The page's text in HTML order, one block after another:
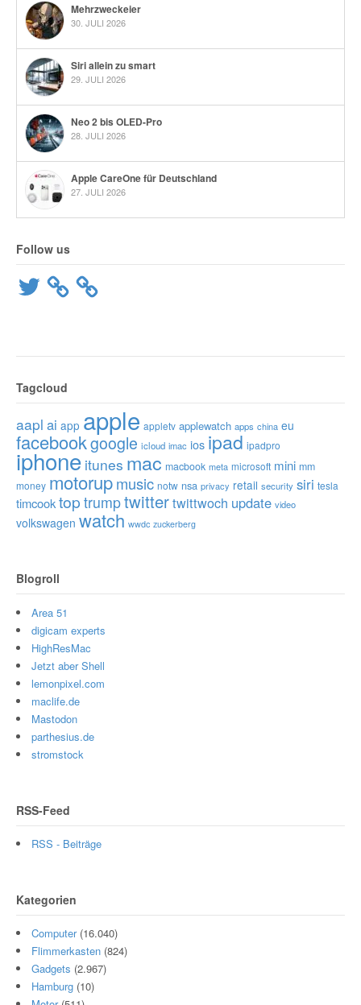
Mehrzweckeier
30. JULI 2026
Siri allein zu smart
29. JULI 2026
Neo 2 bis OLED-Pro
28. JULI 2026
Apple CareOne für Deutschland
27. JULI 2026
Follow us
Twitter
Tagcloud
aapl ai app apple appletv applewatch apps china eu
facebookgoogle icloud imac ios ipad ipadpro
iphone itunes mac macbook meta microsoft mini mm
money motorupmusic notw nsa privacy retail security siri tesla
timcooktop trumptwittertwittwoch update video
volkswagen watch wwdc zuckerberg
Blogroll
Area 51
digicam experts
HighResMac
Jetzt aber Shell
lemonpixel.com
maclife.de
Mastodon
parthesius.de
stromstock
RSS-Feed
RSS - Beiträge
Kategorien
Computer(16.040)
Flimmerkasten (824)
Gadgets (2.967)
Hamburg (10)